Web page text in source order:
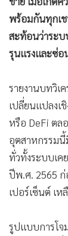
เกม
วิทยาศาสตร์
• อินโดจีน
• กองทุนรวม
• Celeb
• Factcheck
• ญี่ปุ่น
• News1
•
พร้อมกันทุกเ
สะท้อนว่าระบ
รุนแรงและซ่อ
รายงานบทวิเ
เปลี่ยนแปลงเ
หรือ DeFi ตล
อุตสาหกรรม
ทั่วทั้งระบบเค
ปีพ.ศ. 2565
เปอร์เซ็นต์ เ
รูปแบบการโจ